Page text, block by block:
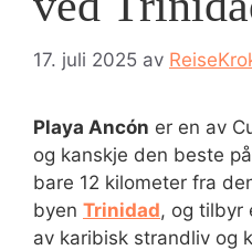
17. juli 2025 av
Playa Ancón er en av
og kanskje den beste
bare 12 kilometer fra
byen Trinidad, og tilbyr
av karibisk strandliv og